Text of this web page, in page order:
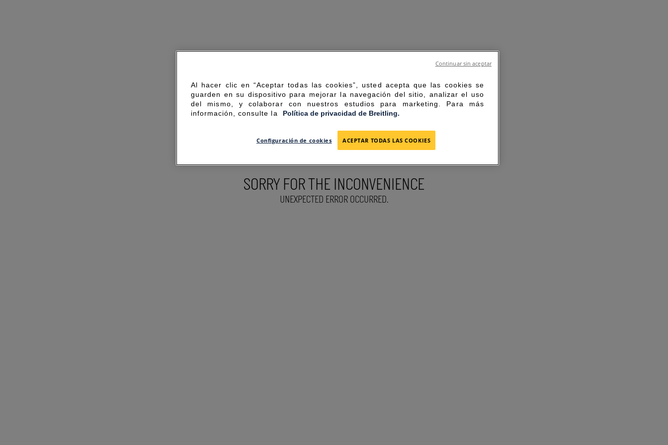
SORRY FOR THE INCONVENIENCE
UNEXPECTED ERROR OCCURRED.
Al hacer clic en “Aceptar todas las cookies”, usted acepta que las cookies se
guarden en su dispositivo para mejorar la navegación del sitio, analizar el uso
del mismo, y colaborar con nuestros estudios para marketing. Para más
información, consulte la
Política de privacidad de Breitling.
Configuración de cookies ACEPTAR TODAS LAS COOKIES
Continuar sin aceptar